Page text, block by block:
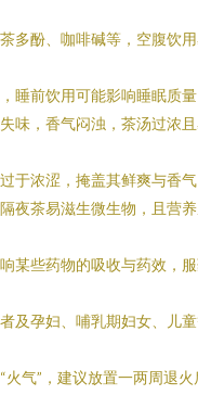
多酚、咖啡碱等，空腹饮
睡前饮用可能影响睡眠质
味，香气闷浊，茶汤过浓
于浓涩，掩盖其鲜爽与香
夜茶易滋生微生物，且营
某些药物的吸收与药效，
及孕妇、哺乳期妇女、儿
火气”，建议放置一两周退火